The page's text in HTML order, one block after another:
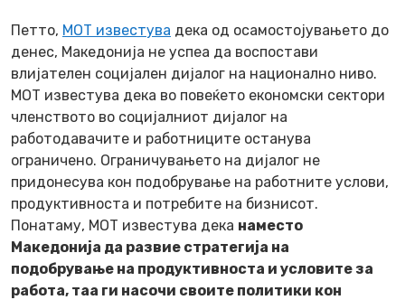
Петто, МОТ известува дека од осамостојувањето до
денес, Македонија не успеа да воспостави
влијателен социјален дијалог на национално ниво.
МОТ известува дека во повеќето економски сектори
членството во социјалниот дијалог на
работодавачите и работниците останува
ограничено. Ограничувањето на дијалог не
придонесува кон подобрување на работните услови,
продуктивноста и потребите на бизнисот.
Пoнатаму, МОТ известува дека наместо
Македонија да развие стратегија на
подобрување на продуктивноста и условите за
работа, таа ги насочи своите политики кон